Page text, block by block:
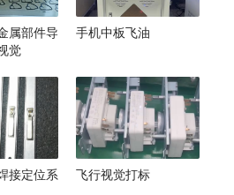
属部件导
觉
手机中板飞油
接定位系
飞行视觉打标